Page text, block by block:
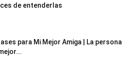
de entenderlas
para Mi Mejor Amiga | La persona